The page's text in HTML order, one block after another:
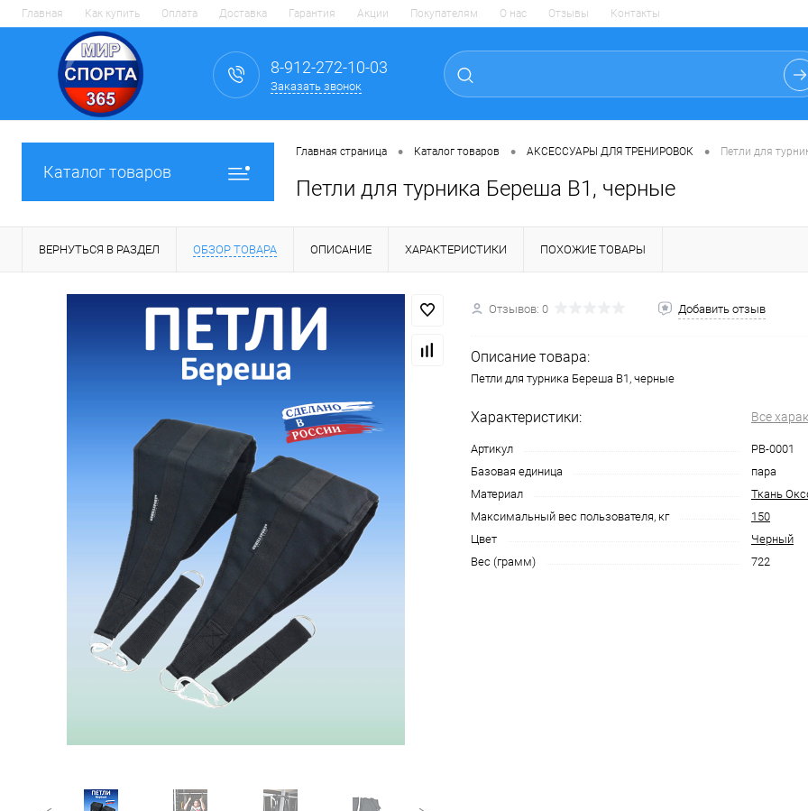
Главная Как купить Оплата Доставка Гарантия Акции Покупателям О нас Отзывы Контакты
8-912-272-10-03
Заказать звонок
Каталог товаров
Главная страница • Каталог товаров • АКСЕССУАРЫ ДЛЯ ТРЕНИРОВОК • Петли для
Петли для турника Береша B1, черные
ВЕРНУТЬСЯ В РАЗДЕЛ ОБЗОР ТОВАРА ОПИСАНИЕ ХАРАКТЕРИСТИКИ ПОХОЖИЕ ТОВАРЫ
Отзывов: 0 Добавить отзыв
Описание товара:
Петли для турника Береша B1, черные
Характеристики: Все
Артикул
PB-0001
Базовая единица
пара
Материал
Ткань
Максимальный вес пользователя, кг
150
Цвет
Черный
Вес (грамм)
722